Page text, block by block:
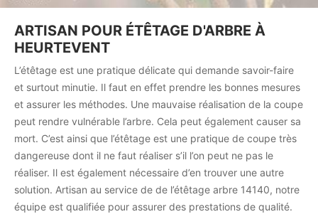
ARTISAN POUR ÉTÊTAGE D'ARBRE À
HEURTEVENT
L’étêtage est une pratique délicate qui demande savoir-faire
et surtout minutie. Il faut en effet prendre les bonnes mesures
et assurer les méthodes. Une mauvaise réalisation de la coupe
peut rendre vulnérable l’arbre. Cela peut également causer sa
mort. C’est ainsi que l’étêtage est une pratique de coupe très
dangereuse dont il ne faut réaliser s’il l’on peut ne pas le
réaliser. Il est également nécessaire d’en trouver une autre
solution. Artisan au service de de l’étêtage arbre 14140, notre
équipe est qualifiée pour assurer des prestations de qualité.